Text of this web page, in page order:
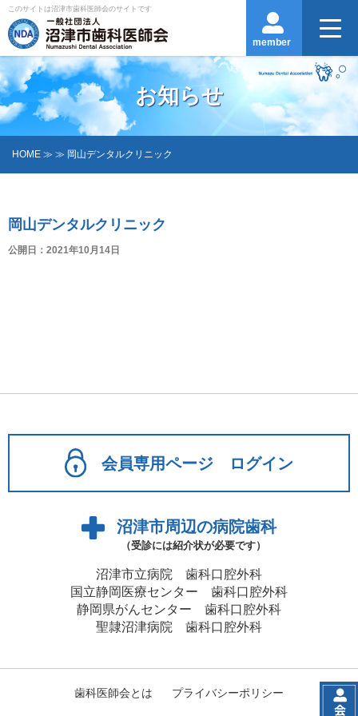
このサイトは沼津市歯科医師会のサイトです
member
お知らせ
HOME ≫ ≫ 岡山デンタルクリニック
岡山デンタルクリニック
公開日：2021年10月14日
会員専用ページ ログイン
沼津市周辺の病院歯科
（受診には紹介状が必要です）
沼津市立病院 歯科口腔外科
国立静岡医療センター 歯科口腔外科
静岡県がんセンター 歯科口腔外科
聖隷沼津病院 歯科口腔外科
歯科医師会とは プライバシーポリシー